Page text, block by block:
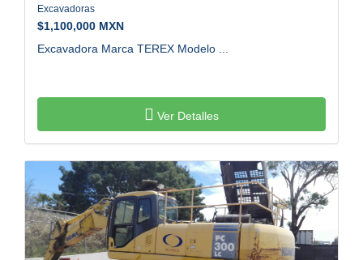
Excavadora Marca TEREX Modelo ...